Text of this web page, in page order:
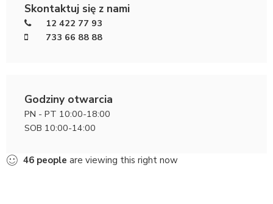
Skontaktuj się z nami
12 422 77 93
733 66 88 88
Godziny otwarcia
PN - PT 10:00-18:00
SOB 10:00-14:00
46 people are viewing this right now